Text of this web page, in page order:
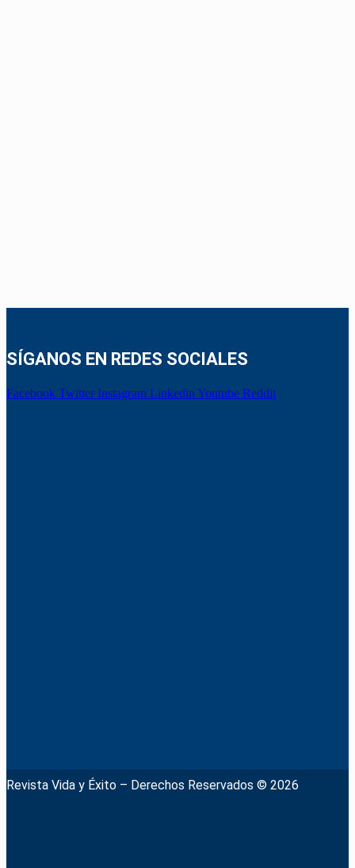
SÍGANOS EN REDES SOCIALES
Facebook Twitter Instagram Linkedin Youtube Reddit
Revista Vida y Éxito – Derechos Reservados © 2026